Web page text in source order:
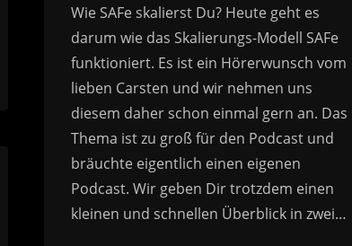
Wie SAFe skalierst Du? Heute geht es
darum wie das Skalierungs-Modell SAFe
funktioniert. Es ist ein Hörerwunsch vom
lieben Carsten und wir nehmen uns
diesem daher schon einmal gern an. Das
Thema ist zu groß für den Podcast und
bräuchte eigentlich einen eigenen
Podcast. Wir geben Dir trotzdem einen
kleinen und schnellen Überblick in zwei…